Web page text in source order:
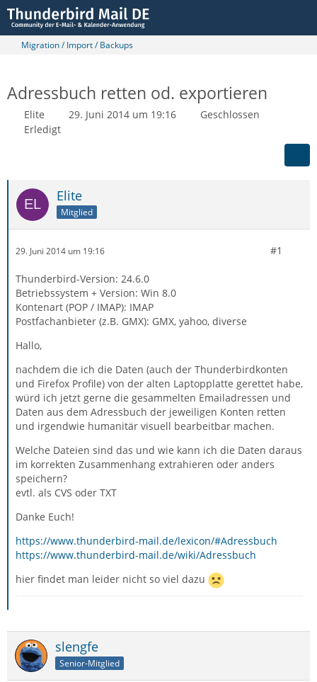
Migration / Import / Backups
Adressbuch retten od. exportieren
Elite 29. Juni 2014 um 19:16
Geschlossen
Erledigt
Elite
Mitglied
29. Juni 2014 um 19:16 #1
Thunderbird-Version: 24.6.0
Betriebssystem + Version: Win 8.0
Kontenart (POP / IMAP): IMAP
Postfachanbieter (z.B. GMX): GMX, yahoo, diverse
Hallo,
nachdem die ich die Daten (auch der Thunderbirdkonten
und Firefox Profile) von der alten Laptopplatte gerettet habe,
würd ich jetzt gerne die gesammelten Emailadressen und
Daten aus dem Adressbuch der jeweiligen Konten retten
und irgendwie humanitär visuell bearbeitbar machen.
Welche Dateien sind das und wie kann ich die Daten daraus
im korrekten Zusammenhang extrahieren oder anders
speichern?
evtl. als CVS oder TXT
Danke Euch!
https://www.thunderbird-mail.de/lexicon/#Adressbuch
https://www.thunderbird-mail.de/wiki/Adressbuch
hier findet man leider nicht so viel dazu
slengfe
Senior-Mitglied